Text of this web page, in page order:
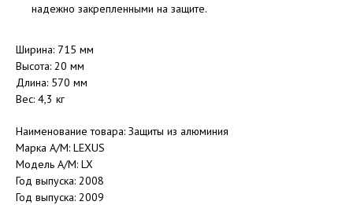
надежно закрепленными на защите.
Ширина: 715 мм
Высота: 20 мм
Длина: 570 мм
Вес: 4,3 кг
Наименование товара: Защиты из алюминия
Марка А/М: LEXUS
Модель А/М: LX
Год выпуска: 2008
Год выпуска: 2009